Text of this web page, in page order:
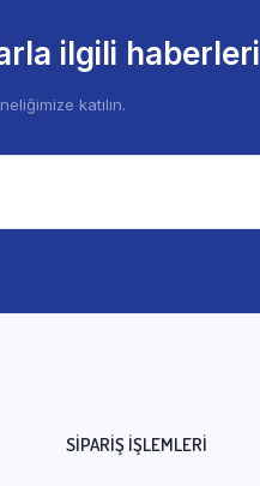
ilgili haberleri
katılın.
SIPARIŞ İŞLEMLERI